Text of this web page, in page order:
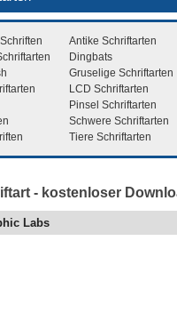
Antike Schriftarten
Dingbats
Gruselige Schriftarten
LCD Schriftarten
Pinsel Schriftarten
Schwere Schriftarten
Tiere Schriftarten
- kostenloser
Labs